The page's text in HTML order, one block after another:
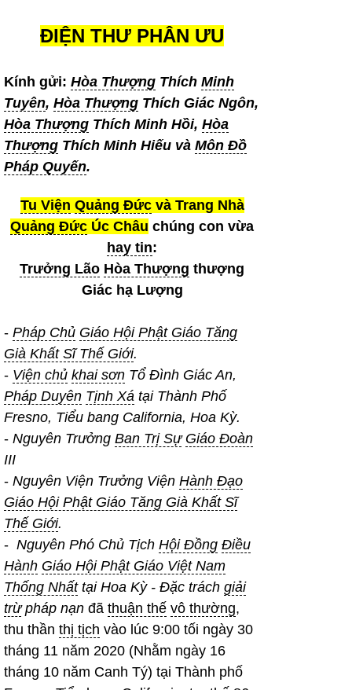
ĐIỆN THƯ PHÂN ƯU
Kính gửi: Hòa Thượng Thích Minh
Tuyên, Hòa Thượng Thích Giác Ngôn,
Hòa Thượng Thích Minh Hồi, Hòa
Thượng Thích Minh Hiếu và Môn Đồ
Pháp Quyến.
Tu Viện Quảng Đứcvà Trang Nhà
Quảng Đức Úc Châu chúng con vừa
hay tin:
Trưởng Lão Hòa Thượng thượng
Giác hạ Lượng
- Pháp Chủ Giáo Hội Phật Giáo Tăng
Già Khất Sĩ Thế Giới.
- Viện chủ khai sơn Tổ Đình Giác An,
Pháp Duyên Tịnh Xá tại Thành Phố
Fresno, Tiểu bang California, Hoa Kỳ.
- Nguyên Trưởng Ban Trị Sự Giáo Đoàn
III
- Nguyên Viện Trưởng Viện Hành Đạo
Giáo Hội Phật Giáo Tăng Già Khất Sĩ
Thế Giới.
- Nguyên Phó Chủ Tịch Hội Đồng Điều
Hành Giáo Hội Phật Giáo Việt Nam
Thống Nhấttại Hoa Kỳ - Đặc trách giải
trừpháp nạn đã thuận thế vô thường,
thu thần thị tịch vào lúc 9:00 tối ngày 30
tháng 11 năm 2020 (Nhằm ngày 16
tháng 10 năm Canh Tý) tại Thành phố